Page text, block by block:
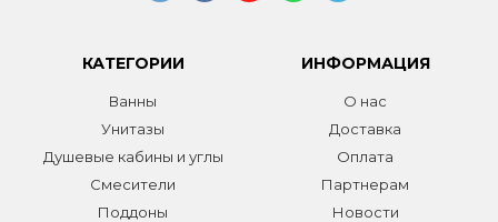
КАТЕГОРИИ
Ванны
Унитазы
Душевые кабины и углы
Смесители
Поддоны
ИНФОРМАЦИЯ
О нас
Доставка
Оплата
Партнерам
Новости